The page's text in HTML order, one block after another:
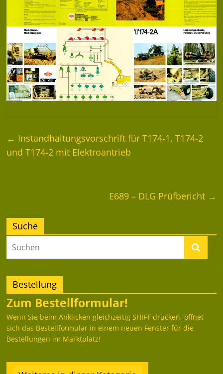
← Instandhaltungsvorschrift für T174-1, T174-2
und T174-2 mit Elektroantrieb
E689 – DLG Prüfbericht →
Suche
Bestellung
Zum Bestellformular!
Wenn Sie beim Anklicken gleichzeitig SHIFT drücken, öffnet
sich das Bestellformular in einem neuen Fenster für die
Bestellungen im Marktplatz!